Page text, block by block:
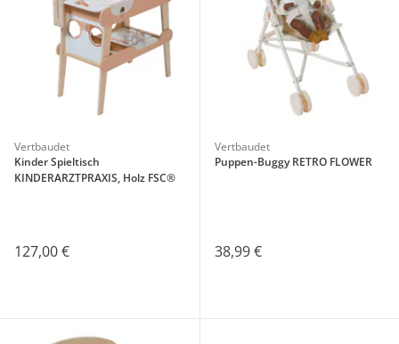
Vertbaudet
Kinder Spieltisch
KINDERARZTPRAXIS, Holz FSC®
127,00 €
Vertbaudet
Puppen-Buggy RETRO FLOWER
38,99 €